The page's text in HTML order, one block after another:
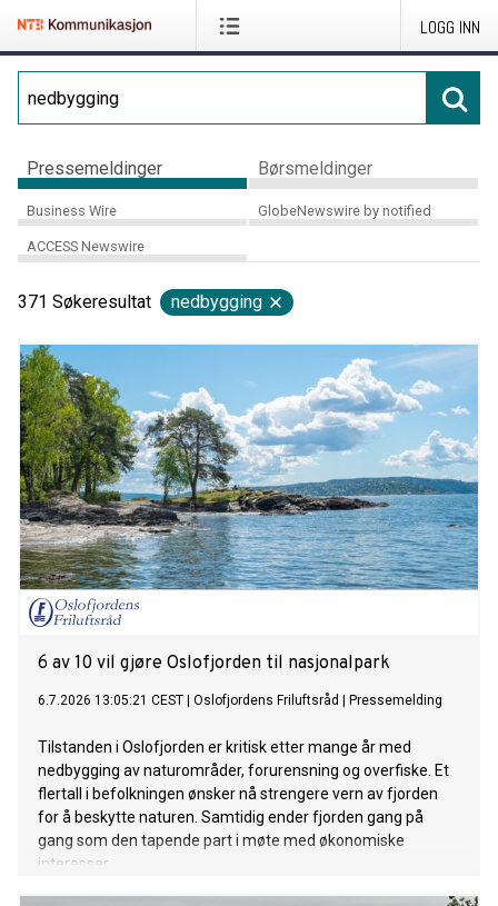
LOGG INN
Pressemeldinger Børsmeldinger
Business Wire GlobeNewswire by notified
ACCESS Newswire
371 Søkeresultat nedbygging
6 av 10 vil gjøre Oslofjorden til nasjonalpark
6.7.2026 13:05:21 CEST Oslofjordens Friluftsråd Pressemelding
Tilstanden i Oslofjorden er kritisk etter mange år med
nedbygging av naturområder, forurensning og overfiske. Et
flertall i befolkningen ønsker nå strengere vern av fjorden
for å beskytte naturen. Samtidig ender fjorden gang på
gang som den tapende part i møte med økonomiske
interesser.